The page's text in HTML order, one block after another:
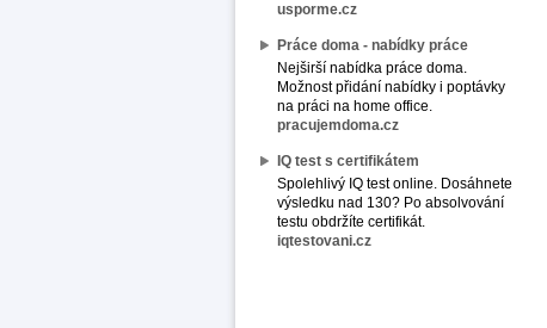
usporme.cz
Práce doma - nabídky práce
Nejširší nabídka práce doma.
Možnost přidání nabídky i poptávky
na práci na home office.
pracujemdoma.cz
IQ test s certifikátem
Spolehlivý IQ test online. Dosáhnete
výsledku nad 130? Po absolvování
testu obdržíte certifikát.
iqtestovani.cz